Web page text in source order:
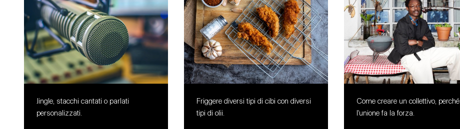
Jingle, stacchi cantati o parlati
personalizzati.
Friggere diversi tipi di cibi con diversi
tipi di olii.
Come creare un collettivo, perché
l'unione fa la forza.